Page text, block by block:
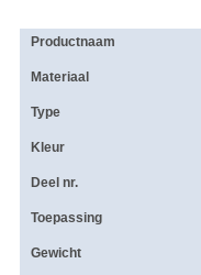
Productnaam
Materiaal
Type
Kleur
Deel nr.
Toepassing
Gewicht